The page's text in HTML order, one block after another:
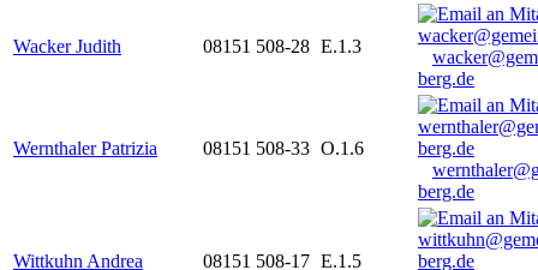
Wacker Judith 08151 508-28 E.1.3
berg.de
Wernthaler Patrizia 08151 508-33 O.1.6
berg.de
Wittkuhn Andrea 08151 508-17 E.1.5